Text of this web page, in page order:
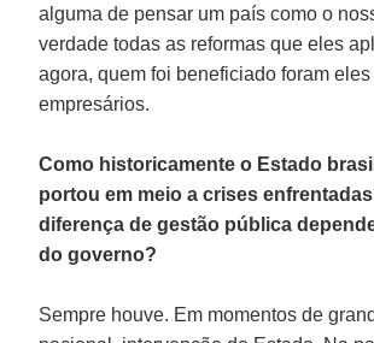
alguma de pensar um país como o
verdade todas as reformas que eles
agora, quem foi beneficiado foram
empresários.
Como historicamente o Estado
portou em meio a crises
diferença de gestão pública
do governo?
Sempre houve. Em momentos de